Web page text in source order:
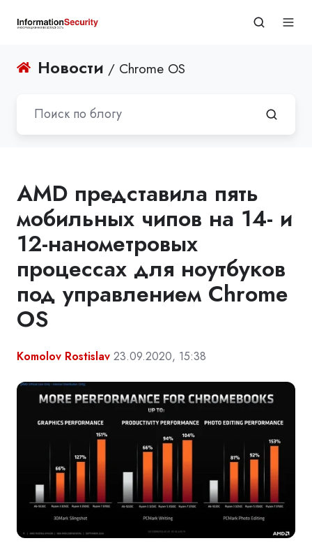
Новости / Chrome OS
AMD представила пять
мобильных чипов на 14- и
12-нанометровых
процессах для ноутбуков
под управлением Chrome
OS
Komolov Rostislav 23.09.2020, 15:38